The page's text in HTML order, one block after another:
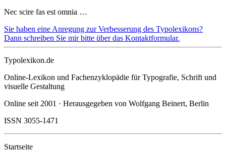
Nec scire fas est omnia …
Sie haben eine Anregung zur Verbesserung des Typolexikons?
Dann schreiben Sie mir bitte über das Kontaktformular.
Typolexikon.de
Online-Lexikon und Fachenzyklopädie für Typografie, Schrift und
visuelle Gestaltung
Online seit 2001 · Herausgegeben von Wolfgang Beinert, Berlin
ISSN 3055-1471
Startseite